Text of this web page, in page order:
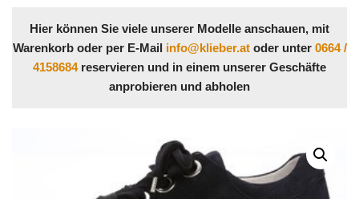
Hier können Sie viele unserer Modelle anschauen, mit
Warenkorb oder per E-Mail info@klieber.atoder unter 0664 /
4158684reservieren und in einem unserer Geschäfte
anprobieren und abholen